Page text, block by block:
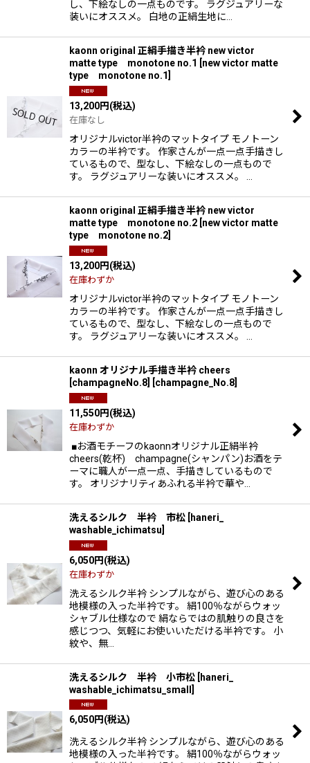
し、下絵なしの一点ものです。 ラグジュアリーな
装いにオススメ。 白地の正絹生地に…
kaonn original 正絹手描き半衿 new victor
matte type monotone no.1
new victor matte
type monotone no.1
13,200円(税込)
在庫なし
オリジナルvictor半衿のマットタイプ モノトーン
カラーの半衿です。 作家さんが一点一点手描きし
ているもので、型なし、下絵なしの一点もので
す。 ラグジュアリーな装いにオススメ。 …
kaonn original 正絹手描き半衿 new victor
matte type monotone no.2 new victor matte
type monotone no.2
13,200円(税込)
在庫わずか
オリジナルvictor半衿のマットタイプ モノトーン
カラーの半衿です。 作家さんが一点一点手描きし
ているもので、型なし、下絵なしの一点もので
す。 ラグジュアリーな装いにオススメ。 …
kaonn オリジナル手描き半衿 cheers
[champagneNo.8]
champagne_No.8
11,550円(税込)
在庫わずか
■お酒モチーフのkaonnオリジナル正絹半衿
cheers(乾杯) champagne(シャンパン)お酒をテ
ーマに職人が一点一点、手描きしているもので
す。 オリジナリティあふれる半衿で華や…
洗えるシルク 半衿 市松
haneri_
washable_ichimatsu
6,050円(税込)
在庫わずか
洗えるシルク半衿 シンプルながら、遊び心のある
地模様の入った半衿です。 絹100％ながらウォッ
シャブル仕様なので 絹ならではの肌触りの良さを
感じつつ、気軽にお使いいただける半衿です。 小
紋や、無…
洗えるシルク 半衿 小市松
haneri_
washable_ichimatsu_small
6,050円(税込)
洗えるシルク半衿 シンプルながら、遊び心のある
地模様の入った半衿です。 絹100％ながらウォッ